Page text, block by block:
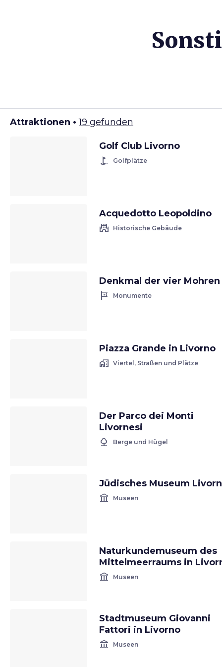
Attraktionen •19 gefunden
Golf Club Livorno
golf_course Golfplätze
Acquedotto Leopoldino
castle Historische Gebäude
Denkmal der vier Mohren
tour Monumente
Piazza Grande in Livorno
home_work Viertel, Straßen und Plätze
Der Parco dei Monti
Livornesi
nature Berge und Hügel
Jüdisches Museum
account_balance Museen
Naturkundemuseum des
Mittelmeerraums in
account_balance Museen
Stadtmuseum Giovanni
Fattori in Livorno
account_balance Museen